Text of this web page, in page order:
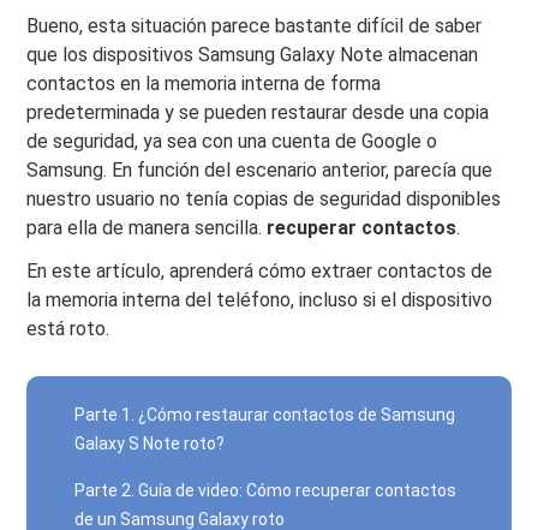
Bueno, esta situación parece bastante difícil de saber
que los dispositivos Samsung Galaxy Note almacenan
contactos en la memoria interna de forma
predeterminada y se pueden restaurar desde una copia
de seguridad, ya sea con una cuenta de Google o
Samsung. En función del escenario anterior, parecía que
nuestro usuario no tenía copias de seguridad disponibles
para ella de manera sencilla. recuperar contactos.
En este artículo, aprenderá cómo extraer contactos de
la memoria interna del teléfono, incluso si el dispositivo
está roto.
Parte 1. ¿Cómo restaurar contactos de Samsung
Galaxy S Note roto?
Parte 2. Guía de video: Cómo recuperar contactos
de un Samsung Galaxy roto